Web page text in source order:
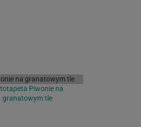
Piwonie na
granatowym tle